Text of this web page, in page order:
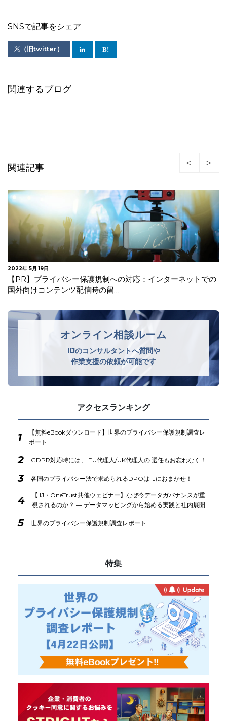
SNSで記事をシェア
（旧twitter）
関連するブログ
関連記事
ターネットでの
フランス 監督機関CNILがAI（人工知能）技
るデータ保護自己評価チェ…
オンライン相談ルーム
IIJのコンサルタントへ質問や
作業支援の依頼が可能です
アクセスランキング
1
【無料eBookダウンロード】世界のプライバシー保護規制調査レ
ポート
2 GDPR対応時には、 EU代理人/UK代理人の 選任もお忘れなく！
3 各国のプライバシー法で求められるDPOはIIJにおまかせ！
4
【IIJ・OneTrust共催ウェビナー】なぜ今データガバナンスが重
視されるのか？ ― データマッピングから始める実践と社内展開
5 世界のプライバシー保護規制調査レポート
特集